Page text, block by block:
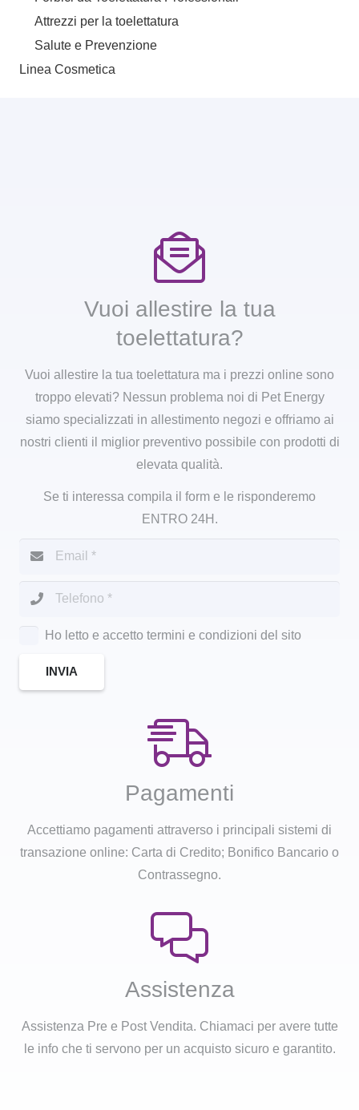
Attrezzi per la toelettatura
Salute e Prevenzione
Linea Cosmetica
Vuoi allestire la tua
toelettatura?
Vuoi allestire la tua toelettatura ma i prezzi online sono
troppo elevati? Nessun problema noi di Pet Energy
siamo specializzati in allestimento negozi e offriamo ai
nostri clienti il miglior preventivo possibile con prodotti di
elevata qualità.
Se ti interessa compila il form e le risponderemo
ENTRO 24H.
Ho letto e accetto termini e condizioni del sito
INVIA
Pagamenti
Accettiamo pagamenti attraverso i principali sistemi di
transazione online: Carta di Credito; Bonifico Bancario o
Contrassegno.
Assistenza
Assistenza Pre e Post Vendita. Chiamaci per avere tutte
le info che ti servono per un acquisto sicuro e garantito.